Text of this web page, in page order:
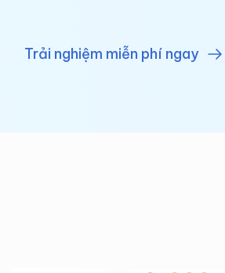
Trải nghiệm miễn phí ngay